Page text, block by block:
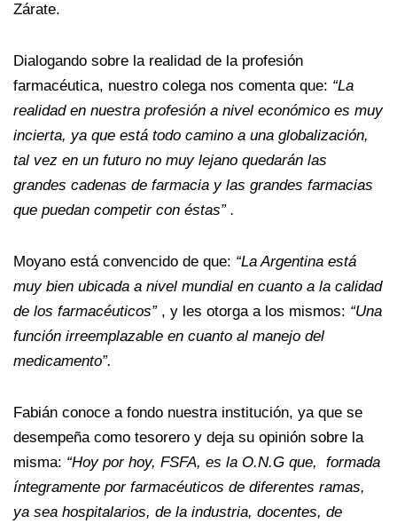
Zárate.
Dialogando sobre la realidad de la profesión
farmacéutica, nuestro colega nos comenta que: “La
realidad en nuestra profesión a nivel económico es muy
incierta, ya que está todo camino a una globalización,
tal vez en un futuro no muy lejano quedarán las
grandes cadenas de farmacia y las grandes farmacias
que puedan competir con éstas” .
Moyano está convencido de que: “La Argentina está
muy bien ubicada a nivel mundial en cuanto a la calidad
de los farmacéuticos”, y les otorga a los mismos: “Una
función irreemplazable en cuanto al manejo del
medicamento”.
Fabián conoce a fondo nuestra institución, ya que se
desempeña como tesorero y deja su opinión sobre la
misma: “Hoy por hoy, FSFA, es la O.N.G que, formada
íntegramente por farmacéuticos de diferentes ramas,
ya sea hospitalarios, de la industria, docentes, de